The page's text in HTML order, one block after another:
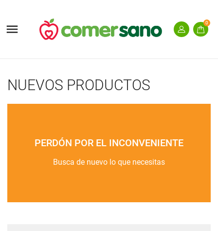
 0
NUEVOS PRODUCTOS
PERDÓN POR EL INCONVENIENTE
Busca de nuevo lo que necesitas